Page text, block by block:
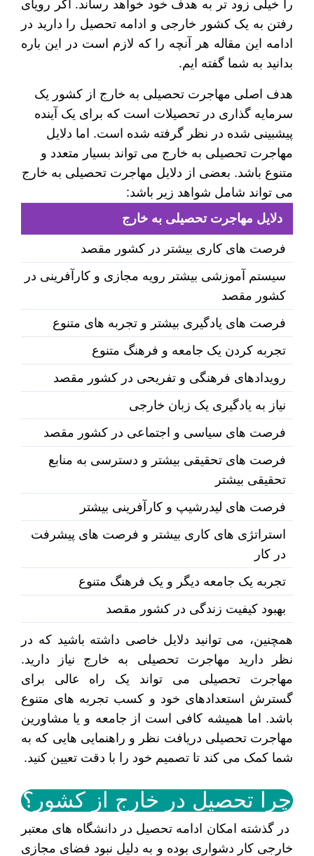
را خیلی زود تر به هدف خود خواهد رساند. اگر رویای
رفتن به یک کشور خارجی و ادامه تحصیل را دارید در
ادامه این مقاله هر آنچه را که لازم است در این باره
بدانید به شما گفته ایم.
هدف اصلی مهاجرت تحصیلی به خارج از کشور یک
سرمایه گذاری در تحصیلات است که برای یک آینده
پیشبینی شده در نظر گرفته شده است. اما دلایل
مهاجرت تحصیلی به خارج می تواند بسیار متعدد و
متنوع باشد. بعضی از دلایل مهاجرت تحصیلی به خارج
می تواند شامل شواهد زیر باشد:
دلایل مهاجرت تحصیلی به خارج
فرصت های کاری بیشتر در کشور مقصد
سیستم آموزشی بیشتر رویه مجازی و کارآفرینی در
کشور مقصد
فرصت های یادگیری بیشتر و تجربه های متنوع
تجربه کردن یک جامعه و فرهنگ متنوع
رویدادهای فرهنگی و تفریحی در کشور مقصد
نیاز به یادگیری یک زبان خارجی
فرصت های سیاسی و اجتماعی در کشور مقصد
فرصت های تحقیقی بیشتر و دسترسی به منابع
تحقیقی بیشتر
فرصت های لیدرشیپ و کارآفرینی بیشتر
استراتژی های کاری بیشتر و فرصت های پیشرفت
در کار
تجربه یک جامعه دیگر و یک فرهنگ متنوع
بهبود کیفیت زندگی در کشور مقصد
همچنین، می توانید دلایل خاصی داشته باشید که در
نظر دارید مهاجرت تحصیلی به خارج نیاز دارید.
مهاجرت تحصیلی می تواند یک راه عالی برای
گسترش استعدادهای خود و کسب تجربه های متنوع
باشد. اما همیشه کافی است از جامعه و یا مشاورین
مهاجرت تحصیلی دریافت نظر و راهنمایی هایی که به
شما کمک می کند تا تصمیم خود را با دقت تعیین کنید.
چرا تحصیل در خارج از کشور؟
در گذشته امکان ادامه تحصیل در دانشگاه های معتبر
خارجی کار دشواری بوده و به دلیل نبود فضای مجازی